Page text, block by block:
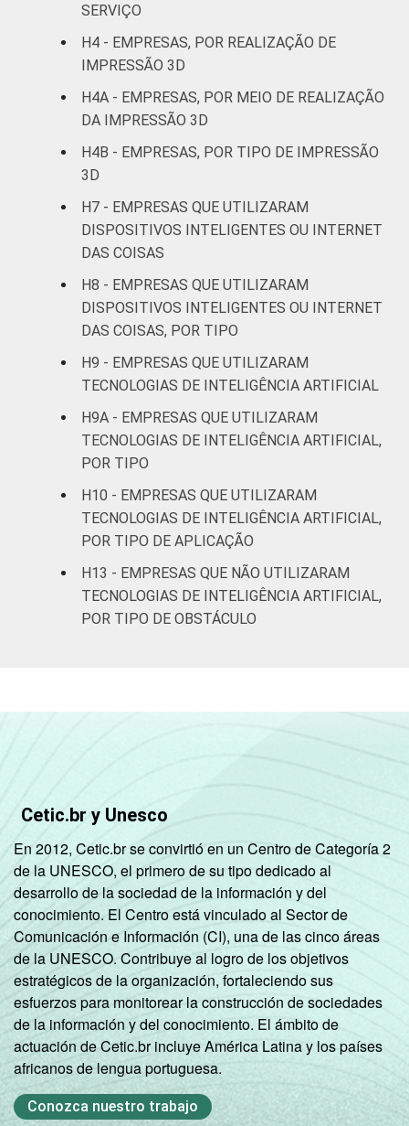
comunicação
imobiliárias,
atividades
profissionais,
atividades
administrativas
complementares
Artes, cultura,
recreação,
outras
atividades de
serviços
72
Estudos para o Desenvolvimento da
Sociedade da Informação (Cetic.br),
Pesquisa sobre o uso das tecnologias de
Informação e comunicação nas empresas
brasileiras - TIC Empresas 2023.
SERVIÇO
H4 - EMPRESAS, POR REALIZAÇÃO DE
IMPRESSÃO 3D
H4A - EMPRESAS, POR MEIO DE REALIZAÇÃO
DA IMPRESSÃO 3D
H4B - EMPRESAS, POR TIPO DE IMPRESSÃO
3D
H7 - EMPRESAS QUE UTILIZARAM
DISPOSITIVOS INTELIGENTES OU INTERNET
DAS COISAS
H8 - EMPRESAS QUE UTILIZARAM
DISPOSITIVOS INTELIGENTES OU INTERNET
DAS COISAS, POR TIPO
H9 - EMPRESAS QUE UTILIZARAM
TECNOLOGIAS DE INTELIGÊNCIA ARTIFICIAL
H9A - EMPRESAS QUE UTILIZARAM
TECNOLOGIAS DE INTELIGÊNCIA ARTIFICIAL,
POR TIPO
H10 - EMPRESAS QUE UTILIZARAM
TECNOLOGIAS DE INTELIGÊNCIA ARTIFICIAL,
POR TIPO DE APLICAÇÃO
H13 - EMPRESAS QUE NÃO UTILIZARAM
TECNOLOGIAS DE INTELIGÊNCIA ARTIFICIAL,
POR TIPO DE OBSTÁCULO
Cetic.br y Unesco
En 2012, Cetic.br se convirtió en un Centro de Categoría 2
de la UNESCO, el primero de su tipo dedicado al
desarrollo de la sociedad de la información y del
conocimiento. El Centro está vinculado al Sector de
Comunicación e Información (CI), una de las cinco áreas
de la UNESCO. Contribuye al logro de los objetivos
estratégicos de la organización, fortaleciendo sus
esfuerzos para monitorear la construcción de sociedades
de la información y del conocimiento. El ámbito de
actuación de Cetic.br incluye América Latina y los países
africanos de lengua portuguesa.
Conozca nuestro trabajo